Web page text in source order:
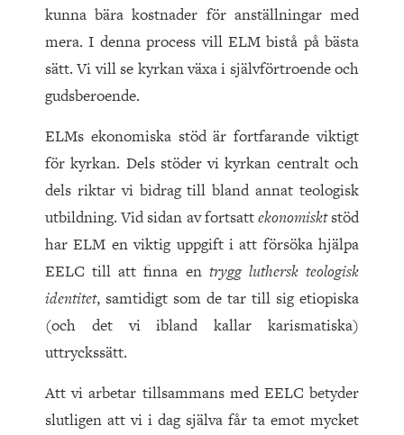
kunna bära kostnader för anställningar med
mera. I denna process vill ELM bistå på bästa
sätt. Vi vill se kyrkan växa i självförtroende och
gudsberoende.
ELMs ekonomiska stöd är fortfarande viktigt
för kyrkan. Dels stöder vi kyrkan centralt och
dels riktar vi bidrag till bland annat teologisk
utbildning. Vid sidan av fortsattekonomisktstöd
har ELM en viktig uppgift i att försöka hjälpa
EELC till att finna en trygg luthersk teologisk
identitet, samtidigt som de tar till sig etiopiska
(och det vi ibland kallar karismatiska)
uttryckssätt.
Att vi arbetar tillsammans med EELC betyder
slutligen att vi i dag själva får ta emot mycket